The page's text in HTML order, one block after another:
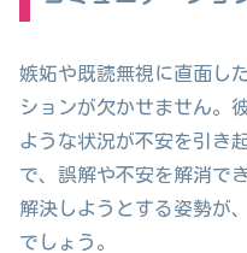
嫉妬や既読無視に直面し
ションが欠かせません。
ような状況が不安を引き
で、誤解や不安を解消で
解決しようとする姿勢が
でしょう。